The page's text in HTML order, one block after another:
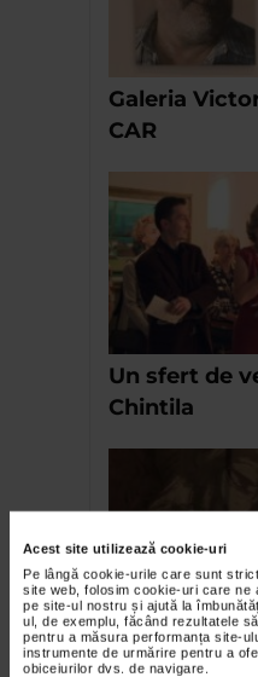
Acest site utilizează cookie-uri
Pe lângă cookie-urile care sunt
site web, folosim cookie-uri care ne
pe site-ul nostru și ajută la
ul, de exemplu, făcând rezultatele
pentru a măsura performanța site-
instrumente de urmărire pentru a
obiceiurilor dvs. de navigare.
Galeria
CAR
Un sfert de
Chintila
Ana Zoe Pop